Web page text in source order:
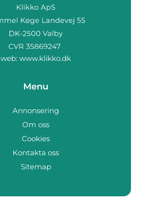
web: www.klikko.dk
Menu
Annonsering
Om oss
Cookies
Kontakta oss
Sitemap